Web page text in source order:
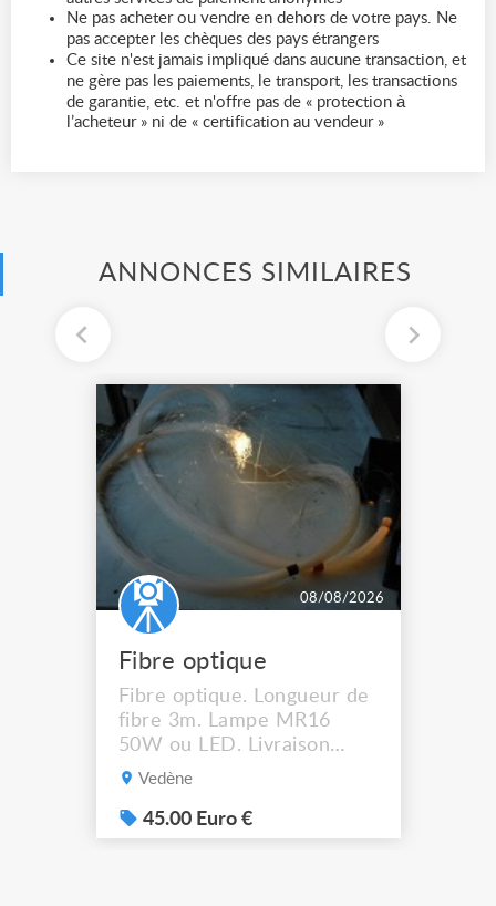
Ne pas acheter ou vendre en dehors de votre pays. Ne
pas accepter les chèques des pays étrangers
Ce site n'est jamais impliqué dans aucune transaction, et
ne gère pas les paiements, le transport, les transactions
de garantie, etc. et n'offre pas de « protection à
l’acheteur » ni de « certification au vendeur »
ANNONCES SIMILAIRES
08/08/2026
Fibre optique
Fibre optique. Longueur de
fibre 3m. Lampe MR16
50W ou LED. Livraison
possible.
Vedène
45.00 Euro €